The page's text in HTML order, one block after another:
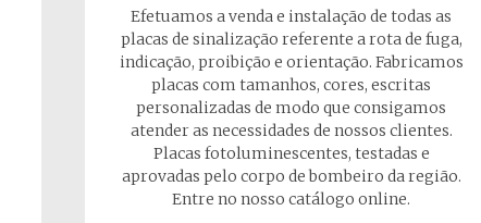
Efetuamos a venda e instalação de todas as
placas de sinalização referente a rota de fuga,
indicação, proibição e orientação. Fabricamos
placas com tamanhos, cores, escritas
personalizadas de modo que consigamos
atender as necessidades de nossos clientes.
Placas fotoluminescentes, testadas e
aprovadas pelo corpo de bombeiro da região.
Entre no nosso catálogo online.